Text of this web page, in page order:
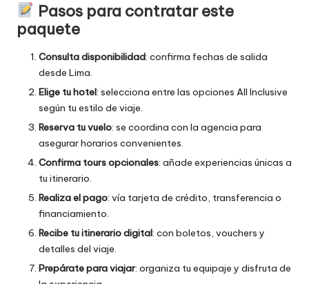
Pasos para contratar este
paquete
Consulta disponibilidad: confirma fechas de salida
desde Lima.
Elige tu hotel: selecciona entre las opciones All Inclusive
según tu estilo de viaje.
Reserva tu vuelo: se coordina con la agencia para
asegurar horarios convenientes.
Confirma tours opcionales: añade experiencias únicas a
tu itinerario.
Realiza el pago: vía tarjeta de crédito, transferencia o
financiamiento.
Recibe tu itinerario digital: con boletos, vouchers y
detalles del viaje.
Prepárate para viajar: organiza tu equipaje y disfruta de